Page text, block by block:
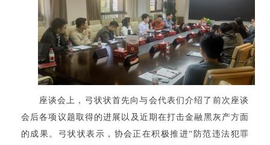
座谈会上，弓状状首先向与会代表们介绍了前次座谈
会后各项议题取得的进展以及近期在打击金融黑灰产方面
的成果。弓状状表示，协会正在积极推进“防范违法犯罪